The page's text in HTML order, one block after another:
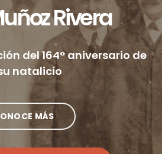
Rivera
del 164° aniversario de
natalicio
MÁS